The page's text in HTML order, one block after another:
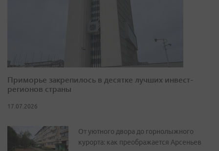
Приморье закрепилось в десятке лучших инвест-
регионов страны
17.07.2026
От уютного двора до горнолыжного
курорта: как преображается Арсеньев